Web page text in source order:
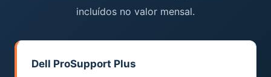
incluídos no valor mensal.
Dell ProSupport Plus